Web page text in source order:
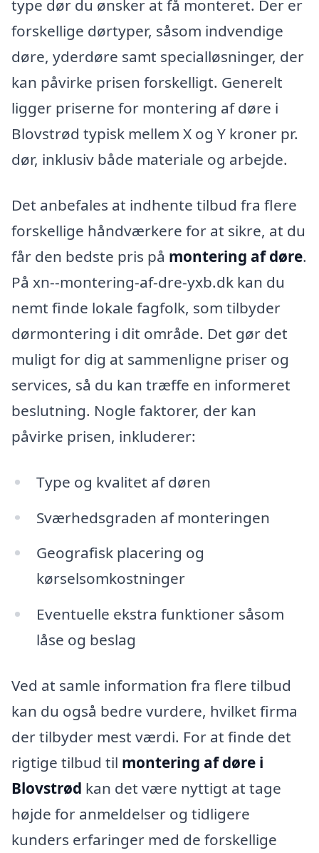
type dør du ønsker at få monteret. Der er
forskellige dørtyper, såsom indvendige
døre, yderdøre samt specialløsninger, der
kan påvirke prisen forskelligt. Generelt
ligger priserne for montering af døre i
Blovstrød typisk mellem X og Y kroner pr.
dør, inklusiv både materiale og arbejde.
Det anbefales at indhente tilbud fra flere
forskellige håndværkere for at sikre, at du
får den bedste pris på montering af døre.
På xn--montering-af-dre-yxb.dk kan du
nemt finde lokale fagfolk, som tilbyder
dørmontering i dit område. Det gør det
muligt for dig at sammenligne priser og
services, så du kan træffe en informeret
beslutning. Nogle faktorer, der kan
påvirke prisen, inkluderer:
Type og kvalitet af døren
Sværhedsgraden af monteringen
Geografisk placering og
kørselsomkostninger
Eventuelle ekstra funktioner såsom
låse og beslag
Ved at samle information fra flere tilbud
kan du også bedre vurdere, hvilket firma
der tilbyder mest værdi. For at finde det
rigtige tilbud til montering af døre i
Blovstrød kan det være nyttigt at tage
højde for anmeldelser og tidligere
kunders erfaringer med de forskellige